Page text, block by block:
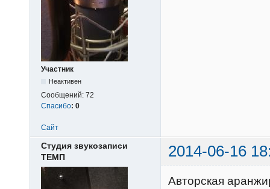
Участник
Неактивен
Сообщений: 72
Спасибо: 0
Сайт
Студия звукозаписи
ТЕМП
2014-06-16
Авторская